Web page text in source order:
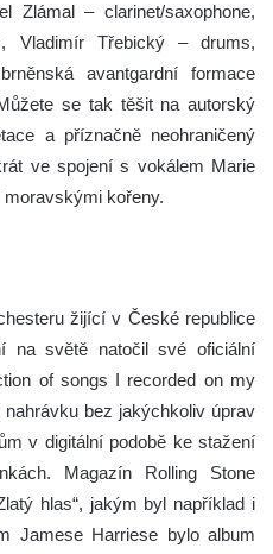
Zlámal – clarinet/saxophone,
Vladimír Třebický – drums,
avantgardní formace
se tak těšit na autorský
a příznačně neohraničený
ve spojení s vokálem Marie
kořeny.
žijící v České republice
na světě natočil své oficiální
of songs I recorded on my
nahrávku bez jakýchkoliv úprav
v digitální podobě ke stažení
Magazín Rolling Stone
hlas“, jakým byl například i
Jamese Harriese bylo album